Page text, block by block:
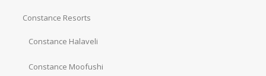
Constance Resorts
Constance Halaveli
Constance Moofushi